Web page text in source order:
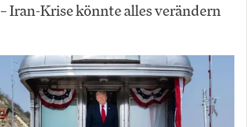
Iran-Krise könnte alles verändern